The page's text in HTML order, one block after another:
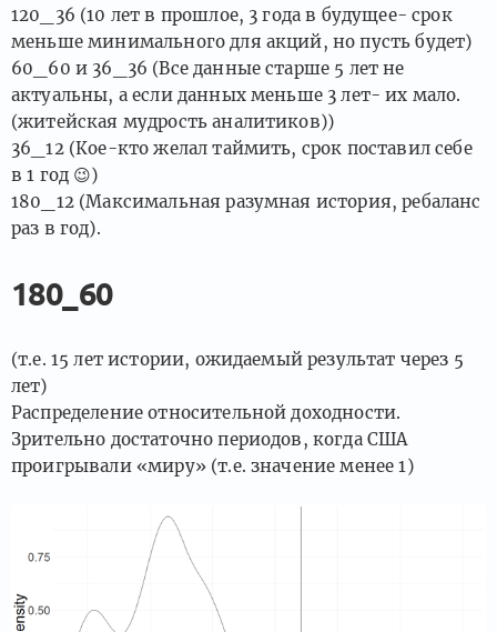
120_36 (10 лет в прошлое, 3 года в будущее- срок
меньше минимального для акций, но пусть будет)
60_60 и 36_36 (Все данные старше 5 лет не
актуальны, а если данных меньше 3 лет- их мало.
(житейская мудрость аналитиков))
36_12 (Кое-кто желал таймить, срок поставил себе
в 1 год 😉)
180_12 (Максимальная разумная история, ребаланс
раз в год).
180_60
(т.е. 15 лет истории, ожидаемый результат через 5
лет)
Распределение относительной доходности.
Зрительно достаточно периодов, когда США
проигрывали «миру» (т.е. значение менее 1)